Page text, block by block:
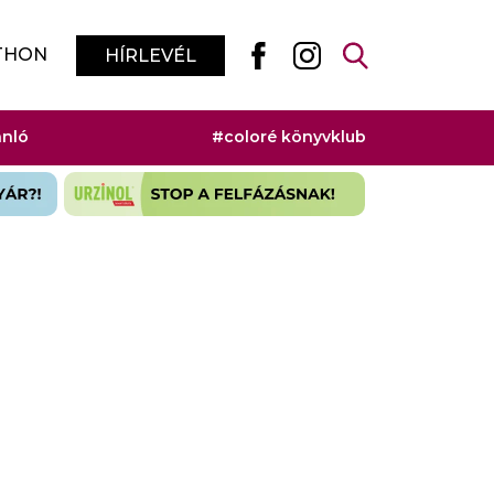
HÍRLEVÉL
#coloré könyvklub